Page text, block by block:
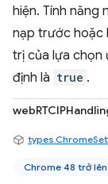
hiện. Tính năng
nạp trước hoặc
trị của lựa chọn
định là true .
Chrome 48 trở lên